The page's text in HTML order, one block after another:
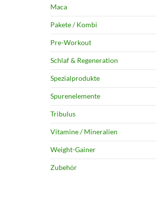
Maca
Pakete / Kombi
Pre-Workout
Schlaf & Regeneration
Spezialprodukte
Spurenelemente
Tribulus
Vitamine / Mineralien
Weight-Gainer
Zubehör